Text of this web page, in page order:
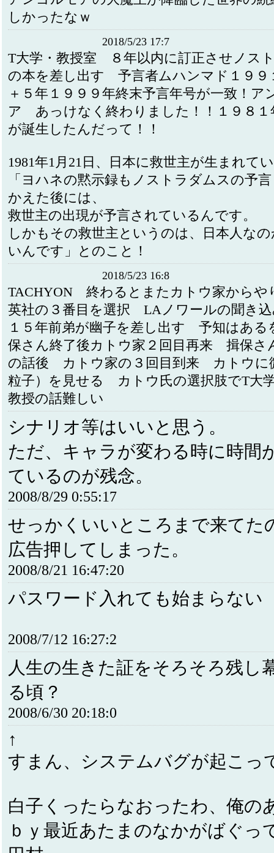
しかったなｗ
2018/5/23 17:7
T大学・教授室 ８年以内に訂正させノス
の本を差し出す 予言者ムハンマド１９９
＋５年１９９９年終末予言年号が一致！ア
ア あっけなく終わりました！！１９８１
が誕生したんだって！！
1981年1月21日、日本に救世主が生まれて
「ヨハネの黙示録もノストラダムスの予
かえた後には、
救世主の出現が予言されているんです。
しかもその救世主というのは、日本人な
いんです」とのこと！
2018/5/23 16:8
TACHYON 終わるとまたカトウ家から
英社の３番目を選択 LAノワールの聞き
１５年前弟が幽子を差し出す 予知はあ
保さん終了後カトウ家２回目再来 揖保さ
の話後 カトウ家の３回目到来 カトウに
粒子）を見せる カトウ氏の選択肢でT
教授の話難しい
シナリオ等はいいと思う。
ただ、キャラが変わる時に時間
ているのが残念。
2008/8/29 0:55:17
せっかくいいところまで来てた
広告押してしまった。
2008/8/21 16:47:20
パスワード入れても始まらない
2008/7/12 16:27:2
人生の生きた証をそろそろ残し
る頃？
2008/6/30 20:18:0
↑
すまん、システムバグが起こっ
白子くったらなおったわ、俺の
ｂｙ最近あたまのなかがばぐっ